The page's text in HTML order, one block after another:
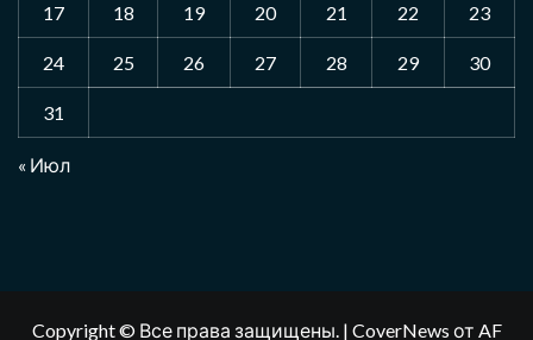
17 18 19 20 21 22 23
24 25 26 27 28 29 30
31
« Июл
Copyright © Все права защищены. | CoverNews от AF